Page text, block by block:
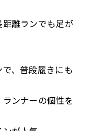
離ランでも足が
、普段履きにも
ンナーの個性を